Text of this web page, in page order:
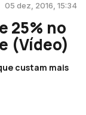
05 dez, 2016, 15:34
25% no
(Vídeo)
custam mais